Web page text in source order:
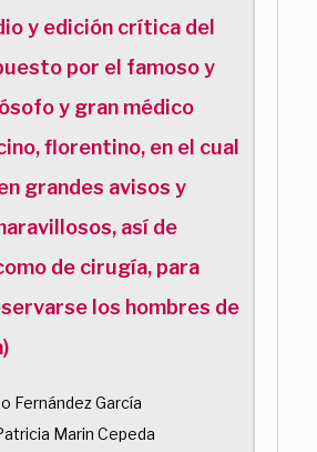
y edición crítica del
por el famoso y
y gran médico
florentino, en el cual
grandes avisos y
así de
de cirugía, para
los hombres de
Fernández García
Marin Cepeda